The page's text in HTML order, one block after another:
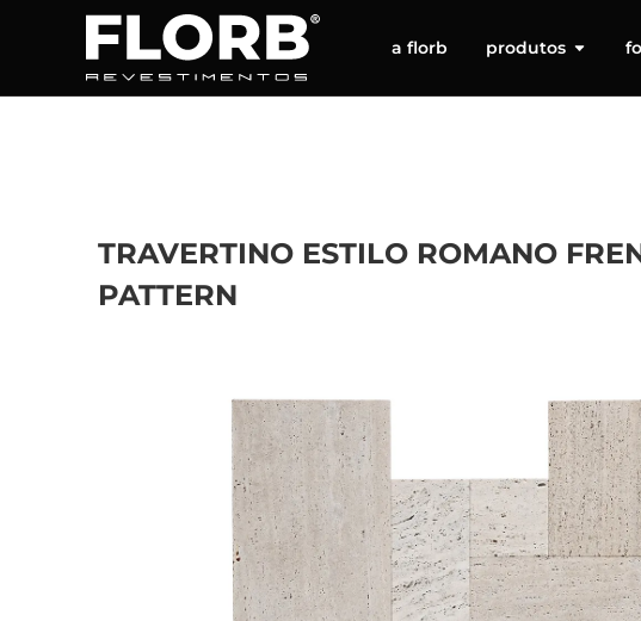
a florb produtos
TRAVERTINO ESTILO ROMANO
PATTERN